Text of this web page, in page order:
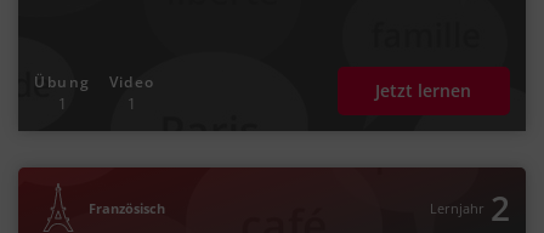
Übung
1
Video
1
Jetzt lernen
Französisch Lernjahr 2